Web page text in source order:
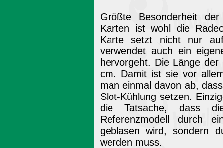
Größte Besonderheit
Karten ist wohl die
Karte setzt nicht nur
verwendet auch ein
hervorgeht. Die Länge
cm. Damit ist sie vor
man einmal davon ab,
Slot-Kühlung setzen.
die Tatsache, dass
Referenzmodell durch
geblasen wird, sondern
werden muss.